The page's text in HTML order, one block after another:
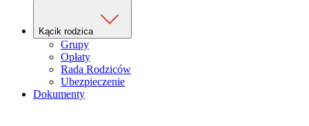
Kącik rodzica
Grupy
Opłaty
Rada Rodziców
Ubezpieczenie
Dokumenty